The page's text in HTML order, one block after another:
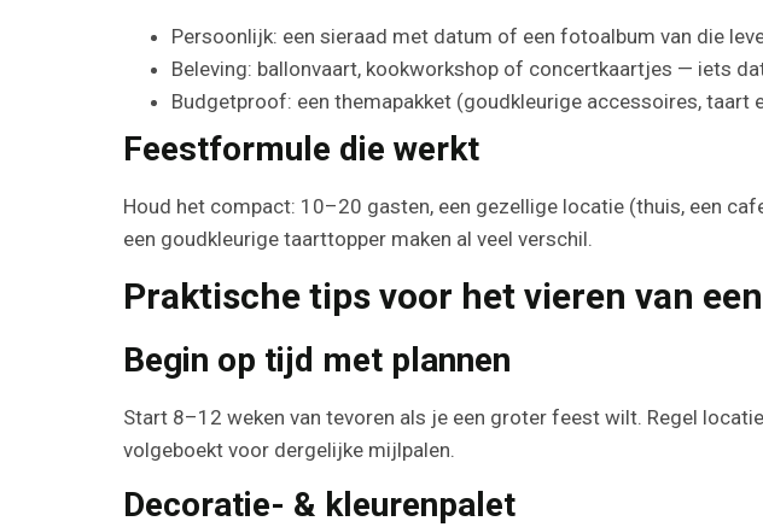
Persoonlijk: een sieraad met datum of een fotoalbum van die
Beleving: ballonvaart, kookworkshop of concertkaartjes — iets
Budgetproof: een themapakket (goudkleurige accessoires, taart
Feestformule die werkt
Houd het compact: 10–20 gasten, een gezellige locatie (thuis, een
een goudkleurige taarttopper maken al veel verschil.
Praktische tips voor het vieren van een
Begin op tijd met plannen
Start 8–12 weken van tevoren als je een groter feest wilt. Regel
volgeboekt voor dergelijke mijlpalen.
Decoratie- & kleurenpalet